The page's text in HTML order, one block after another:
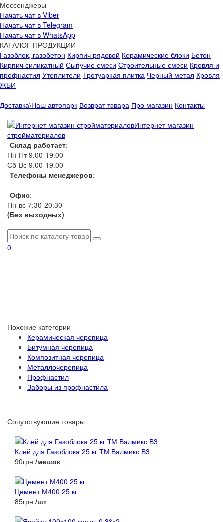
Мессенджеры
Начать чат в Viber
Начать чат в Telegram
Начать чат в WhatsApp
КАТАЛОГ ПРОДУКЦИИ
Газоблок, газобетон Кирпич рядовой Керамические блоки Бетон
Кирпич силикатный Сыпучие смеси Строительные смеси Кровля и
профнастил Утеплители Тротуарная плитка Черный метал Кровля
ЖБИ
Доставка\Наш автопарк Возврат товара Про магазин Контакты
Интернет магазин
стройматериалов
Склад работает:
Пн-Пт 9.00-19.00
Сб-Вс 9.00-19.00
Телефоны менеджеров:
Офис:
Пн-вс 7:30-20:30
(Без выходных)
0
Похожие категории
Керамическая черепица
Битумная черепица
Композитная черепица
Металлочерепица
Профнастил
Заборы из профнастила
Сопутствуюшие товары
Клей для Газоблока 25 кг ТМ Валмикс В3
90грн /мешок
Цемент М400 25 кг
85грн /шт